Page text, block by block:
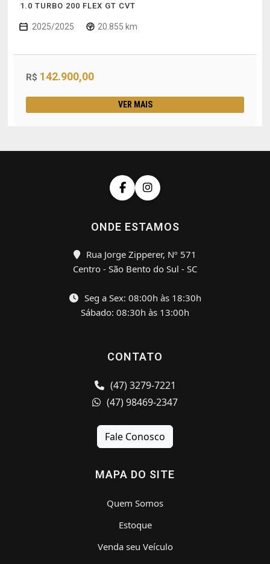
1.0 TURBO 200 FLEX GT CVT
2025/2025 20.855 km
R$ 142.900,00
VER MAIS
ONDE ESTAMOS
Rua Jorge Zipperer, Nº 571
Centro - São Bento do Sul - SC
Seg a Sex: 08:00h às 18:30h
Sábado: 08:30h às 13:00h
CONTATO
(47) 3279-7221
(47) 98469-2347
Fale Conosco
MAPA DO SITE
Quem Somos
Estoque
Venda seu Veículo